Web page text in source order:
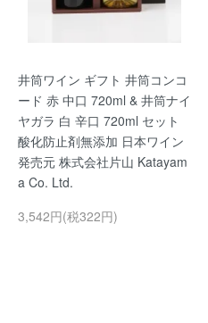
井筒ワイン ギフト 井筒コンコ
ード 赤 中口 720ml & 井筒ナイ
ヤガラ 白 辛口 720ml セット
酸化防止剤無添加 日本ワイン
発売元 株式会社片山 Katayam
a Co. Ltd.
3,542円(税322円)